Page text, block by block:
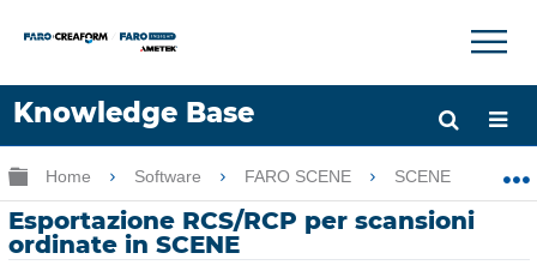
Knowledge Base
Lingua
Chiedere aiuto Accesso
×
Ingrandisci/riduci gerarchia globale
Home Software FARO SCENE SCENE
Esportazione RCS/RCP per scansioni
ordinate in SCENE